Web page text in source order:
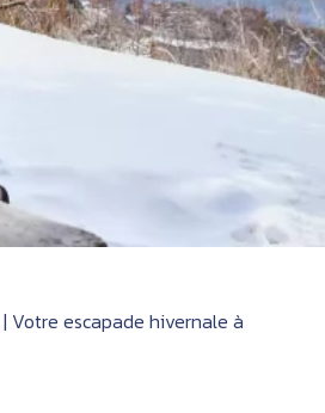
Votre escapade hivernale à